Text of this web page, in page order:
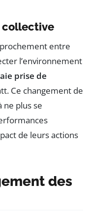
collective
entre
l’environnement
prise de
Ce changement de
ne plus se
de leurs actions
des